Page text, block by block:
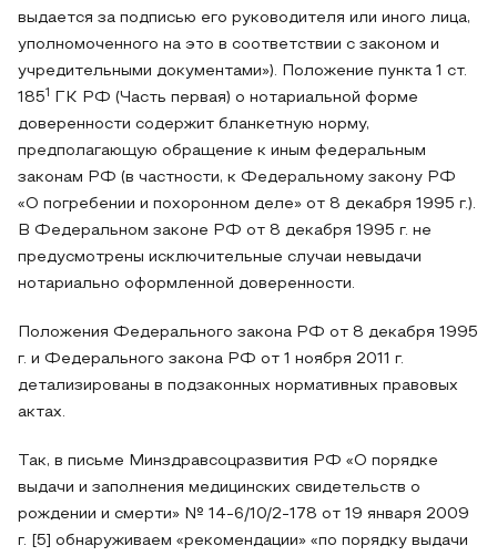
выдается за подписью его руководителя или иного лица,
уполномоченного на это в соответствии с законом и
учредительными документами»). Положение пункта 1 ст.
185
ГК РФ (Часть первая) о нотариальной форме
доверенности содержит бланкетную норму,
предполагающую обращение к иным федеральным
законам РФ (в частности, к Федеральному закону РФ
«О погребении и похоронном деле» от 8 декабря 1995 г.).
В Федеральном законе РФ от 8 декабря 1995 г. не
предусмотрены исключительные случаи невыдачи
нотариально оформленной доверенности.
Положения Федерального закона РФ от 8 декабря 1995
г. и Федерального закона РФ от 1 ноября 2011 г.
детализированы в подзаконных нормативных правовых
актах.
Так, в письме Минздравсоцразвития РФ «О порядке
выдачи и заполнения медицинских свидетельств о
рождении и смерти» № 14-6/10/2-178 от 19 января 2009
г. [5] обнаруживаем «рекомендации» «по порядку выдачи